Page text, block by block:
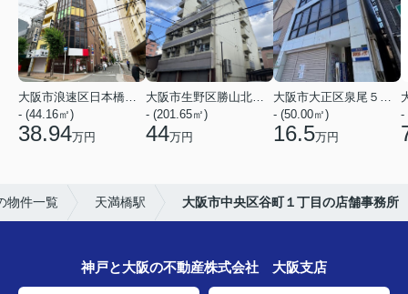
大阪市浪速区日本橋３丁目
- (44.16㎡)
38.94万円
大阪市生野区勝山北１丁目
- (201.65㎡)
44万円
大阪市大正区泉尾５丁目
- (50.00㎡)
16.5万円
-
物件一覧 天満橋駅 大阪市中央区谷町１丁目の店舗事務所
神戸と大阪の不動産株式会社 大阪支店